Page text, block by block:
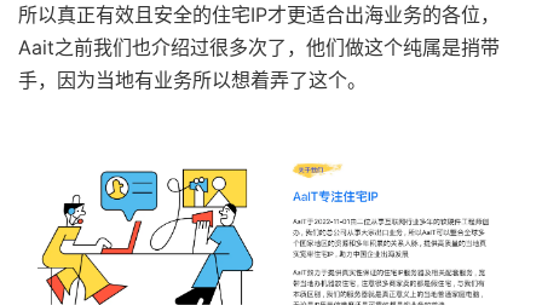
所以真正有效且安全的住宅IP才更适合出海业务的各位，
Aait之前我们也介绍过很多次了，他们做这个纯属是捎带
手，因为当地有业务所以想着弄了这个。